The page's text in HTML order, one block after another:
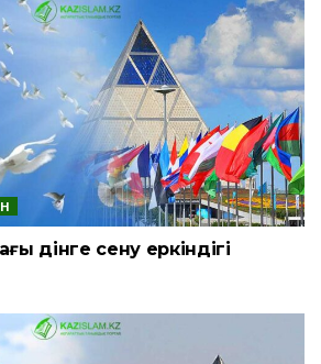
дінге сену еркіндігі